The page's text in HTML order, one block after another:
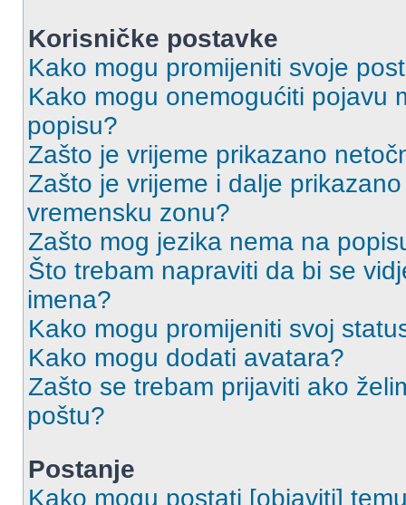
Korisničke postavke
Kako mogu promijeniti svoje
Kako mogu onemogućiti pojavu
popisu?
Zašto je vrijeme prikazano
Zašto je vrijeme i dalje
vremensku zonu?
Zašto mog jezika nema na
Što trebam napraviti da bi se
imena?
Kako mogu promijeniti svoj
Kako mogu dodati avatara?
Zašto se trebam prijaviti ako
poštu?
Postanje
Kako mogu postati [objaviti]